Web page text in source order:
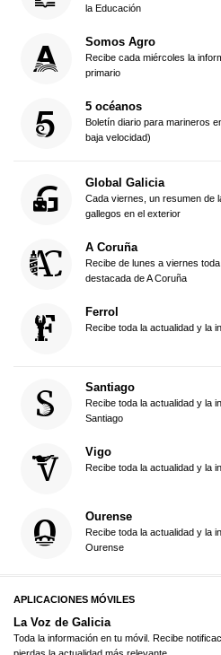
la Educación
Somos Agro
Recibe cada miércoles la
primario
5 océanos
Boletín diario para marineros
baja velocidad)
Global Galicia
Cada viernes, un resumen de
gallegos en el exterior
A Coruña
Recibe de lunes a viernes
destacada de A Coruña
Ferrol
Recibe toda la actualidad y la
Santiago
Recibe toda la actualidad y la
Santiago
Vigo
Recibe toda la actualidad y la
Ourense
Recibe toda la actualidad y la
Ourense
APLICACIONES MÓVILES
La Voz de Galicia
Toda la información en tu móvil. Recibe